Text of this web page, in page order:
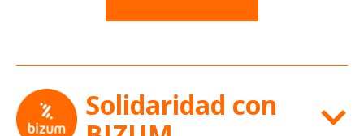
Solidaridad con